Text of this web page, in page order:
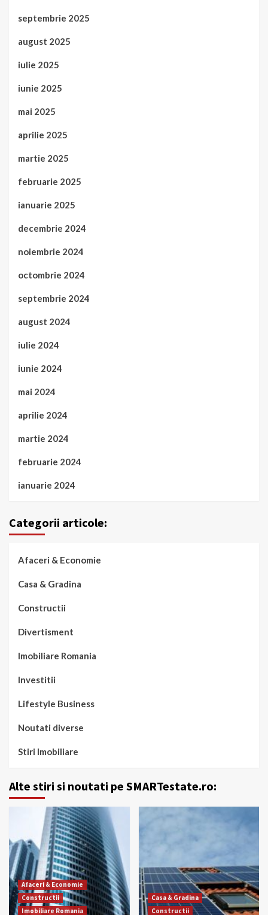
septembrie 2025
august 2025
iulie 2025
iunie 2025
mai 2025
aprilie 2025
martie 2025
februarie 2025
ianuarie 2025
decembrie 2024
noiembrie 2024
octombrie 2024
septembrie 2024
august 2024
iulie 2024
iunie 2024
mai 2024
aprilie 2024
martie 2024
februarie 2024
ianuarie 2024
Categorii articole:
Afaceri & Economie
Casa & Gradina
Constructii
Divertisment
Imobiliare Romania
Investitii
Lifestyle Business
Noutati diverse
Stiri Imobiliare
Alte stiri si noutati pe SMARTestate.ro:
Afaceri & Economie
Constructii
Imobiliare Romania
Casa & Gradina
Constructii